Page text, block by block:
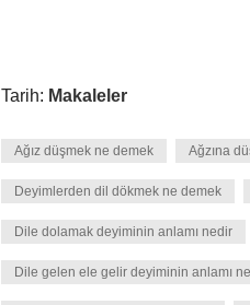
Tarih: Makaleler
Ağız düşmek ne demek Ağzına
Deyimlerden dil dökmek ne demek
Dile dolamak deyiminin anlamı nedir
Dile gelen ele gelir deyiminin anlamı